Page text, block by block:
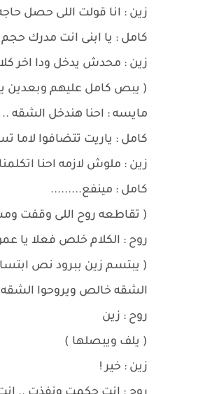
زين : انا قولت اللى حصل
كامل : يا ابنى انت مدرك
زين : محدش يدخل ودا اخر
( يبص كامل عليهم وبعدين
مايسه : احنا هندخل الشقه ..
كامل : ياريت تتضافوا
زين : ملوش لازمه احنا
كامل : مينفع.........
( تقاطعه روح اللى وقفت
روح : الكلام خلص فعلا يا
( يبتسم زين ببرود نص
الشقه خالص ويروحوا الشقه
روح : زين
( يلف ويبصلها )
زين : خير !